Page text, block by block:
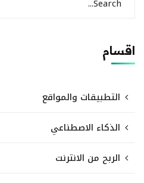
اقسام
التطبيقات والمواقع
الذكاء الاصطناعي
الربح من الانترنت